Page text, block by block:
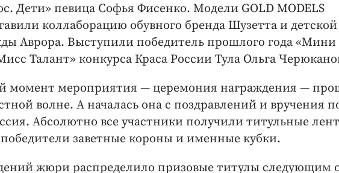
Дети» певица Софья Фисенко. Модели GOLD MODELS
коллаборацию обувного бренда Шузетта и детской
Аврора. Выступили победитель прошлого года
Талант» конкурса Краса России Тула Ольга
момент мероприятия — церемония награждения —
волне. А началась она с поздравлений и вручения
Абсолютно все участники получили титульные
заветные короны и именные кубки.
жюри распределило призовые титулы следующим